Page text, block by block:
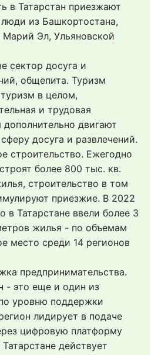
в Татарстан приезжают
из Башкортостана,
Эл, Ульяновской
сектор досуга и
общепита. Туризм
в целом,
и трудовая
дополнительно двигают
досуга и развлечений.
строительство. Ежегодно
более 800 тыс. кв.
строительство в том
приезжие. В 2022
в Татарстане ввели более 3
жилья - по объемам
место среди 14 регионов
предпринимательства.
- это еще и один из
уровню поддержки
лидирует в подаче
цифровую платформу
действует